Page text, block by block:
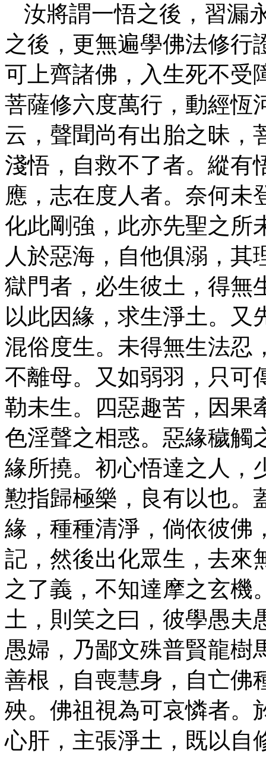
汝將謂一悟之後，習漏
之後，更無遍學佛法修行
可上齊諸佛，入生死不受
菩薩修六度萬行，動經恆
云，聲聞尚有出胎之昧，
淺悟，自救不了者。縱有
應，志在度人者。奈何未
化此剛強，此亦先聖之所
人於惡海，自他俱溺，其
獄門者，必生彼土，得無
以此因緣，求生淨土。又
混俗度生。未得無生法忍
不離母。又如弱羽，只可
勒未生。四惡趣苦，因果
色淫聲之相惑。惡緣穢觸
緣所撓。初心悟達之人，
懃指歸極樂，良有以也。
緣，種種清淨，倘依彼佛
記，然後出化眾生，去來
之了義，不知達摩之玄機
土，則笑之曰，彼學愚夫
愚婦，乃鄙文殊普賢龍樹
善根，自喪慧身，自亡佛
殃。佛祖視為可哀憐者。
心肝，主張淨土，既以自